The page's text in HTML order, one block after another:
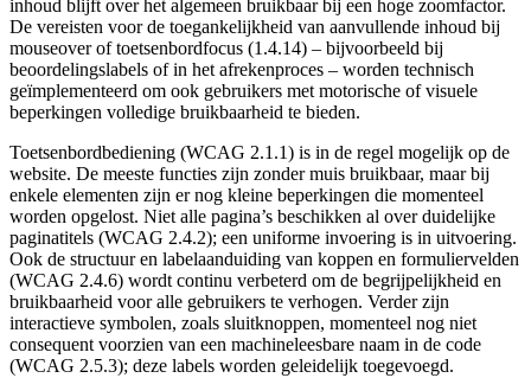
inhoud blijft over het algemeen bruikbaar bij een hoge zoomfactor.
De vereisten voor de toegankelijkheid van aanvullende inhoud bij
mouseover of toetsenbordfocus (1.4.14) – bijvoorbeeld bij
beoordelingslabels of in het afrekenproces – worden technisch
geïmplementeerd om ook gebruikers met motorische of visuele
beperkingen volledige bruikbaarheid te bieden.
Toetsenbordbediening (WCAG 2.1.1) is in de regel mogelijk op de
website. De meeste functies zijn zonder muis bruikbaar, maar bij
enkele elementen zijn er nog kleine beperkingen die momenteel
worden opgelost. Niet alle pagina’s beschikken al over duidelijke
paginatitels (WCAG 2.4.2); een uniforme invoering is in uitvoering.
Ook de structuur en labelaanduiding van koppen en formuliervelden
(WCAG 2.4.6) wordt continu verbeterd om de begrijpelijkheid en
bruikbaarheid voor alle gebruikers te verhogen. Verder zijn
interactieve symbolen, zoals sluitknoppen, momenteel nog niet
consequent voorzien van een machineleesbare naam in de code
(WCAG 2.5.3); deze labels worden geleidelijk toegevoegd.